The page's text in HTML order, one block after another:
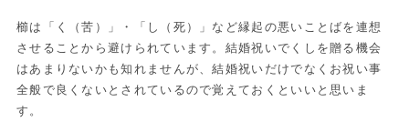
櫛は「く（苦）」・「し（死）」など縁起の悪いことばを連想
させることから避けられています。結婚祝いでくしを贈る機会
はあまりないかも知れませんが、結婚祝いだけでなくお祝い事
全般で良くないとされているので覚えておくといいと思いま
す。